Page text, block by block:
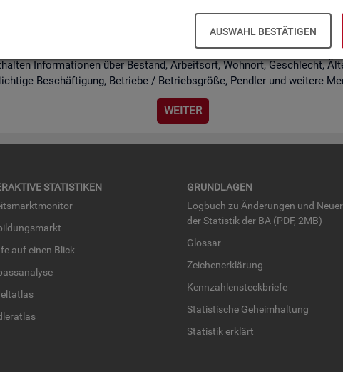
AUSWAHL BESTÄTIGEN
Be­schäf­tig­ten
Län­der, Krei­se und Ge­mein­den
In­for­ma­tio­nen über Be­stand, Ar­beits­ort, Wohn­ort, Ge­schlecht,
Be­schäf­ti­gung, Be­trie­be / Be­triebs­grö­ße, Pend­ler und wei­te­re
WEI­TER
STA­TIS­TI­KEN
auf einen Blick
GRUND­LA­GEN
Log­buch zu Än­de­run­gen und
der Sta­tis­tik der BA (PDF, 2MB)
Glos­sar
Zei­chen­er­klä­rung
Kenn­zah­len­steck­brie­fe
Sta­tis­ti­sche Ge­heim­hal­tung
Sta­tis­tik er­klärt